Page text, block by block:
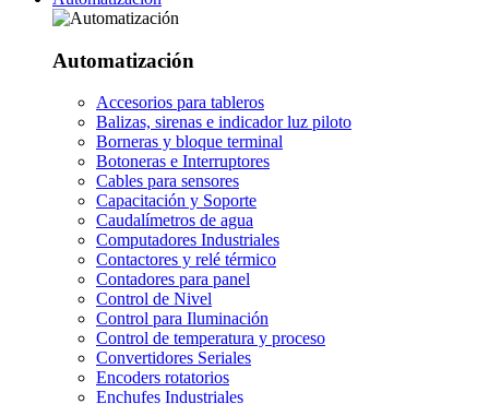
Automatización
Accesorios para tableros
Balizas, sirenas e indicador luz piloto
Borneras y bloque terminal
Botoneras e Interruptores
Cables para sensores
Capacitación y Soporte
Caudalímetros de agua
Computadores Industriales
Contactores y relé térmico
Contadores para panel
Control de Nivel
Control para Iluminación
Control de temperatura y proceso
Convertidores Seriales
Encoders rotatorios
Enchufes Industriales